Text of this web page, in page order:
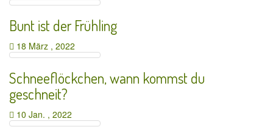
Bunt ist der Frühling
18 März , 2022
Schneeflöckchen, wann kommst du
geschneit?
10 Jan. , 2022